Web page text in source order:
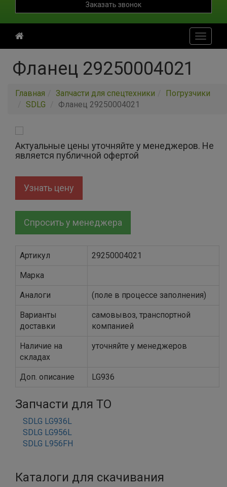
Заказать звонок
Toggle
Фланец 29250004021
Главная Запчасти для спецтехники
Погрузчики
SDLG
Фланец 29250004021
Актуальные цены уточняйте у менеджеров. Не
является публичной офертой
Узнать цену
Спросить у менеджера
Артикул 29250004021
Марка
Аналоги (поле в процессе заполнения)
Варианты
доставки
самовывоз, транспортной
компанией
Наличие на
складах
уточняйте у менеджеров
Доп. описание LG936
Запчасти для ТО
SDLG LG936L
SDLG LG956L
SDLG L956FH
Каталоги для скачивания